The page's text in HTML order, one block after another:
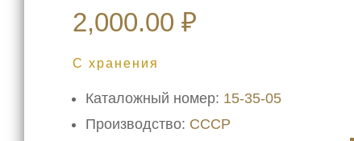
2,000.00 ₽
С хранения
Каталожный номер: 15-35-05
Производство: СССР